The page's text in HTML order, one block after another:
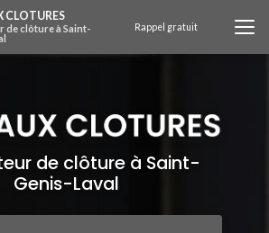
CLOTURES
Rappel gratuit
de clôture à Saint-
Genis-Laval